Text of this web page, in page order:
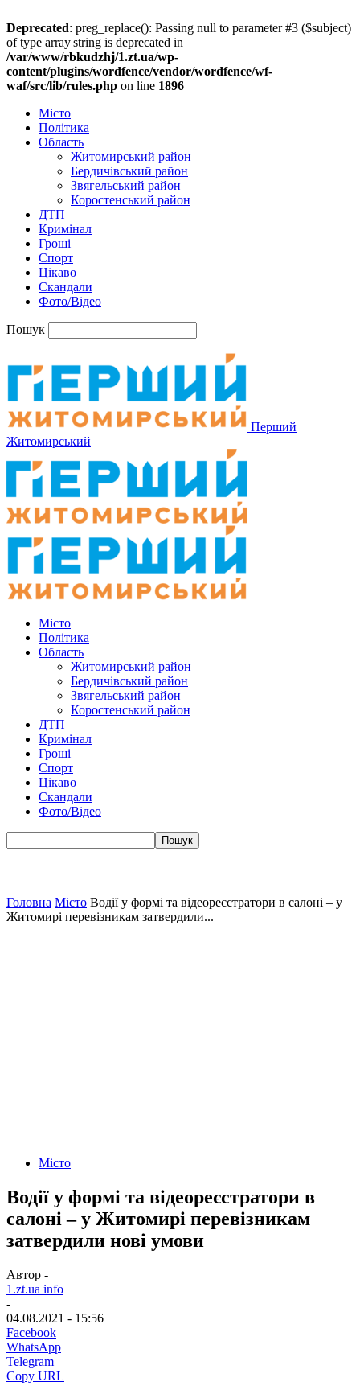
Deprecated: preg_replace(): Passing null to parameter #3 ($subject)
of type array|string is deprecated in
/var/www/rbkudzhj/1.zt.ua/wp-
content/plugins/wordfence/vendor/wordfence/wf-
waf/src/lib/rules.php on line 1896
Місто
Політика
Область
Житомирський район
Бердичівський район
Звягельський район
Коростенський район
ДТП
Кримінал
Гроші
Спорт
Цікаво
Скандали
Фото/Відео
Пошук
Перший
Житомирський
Місто
Політика
Область
Житомирський район
Бердичівський район
Звягельський район
Коростенський район
ДТП
Кримінал
Гроші
Спорт
Цікаво
Скандали
Фото/Відео
Головна Місто Водії у формі та відеореєстратори в салоні – у
Житомирі перевізникам затвердили...
Місто
Водії у формі та відеореєстратори в
салоні – у Житомирі перевізникам
затвердили нові умови
Автор -
1.zt.ua info
-
04.08.2021 - 15:56
Facebook
WhatsApp
Telegram
Copy URL